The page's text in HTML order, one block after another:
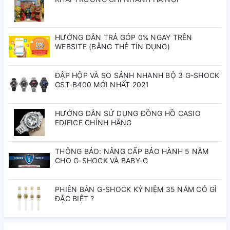
Mặt kínhMặt kính khoáng
Neobrite
Các tính năng của đồng
hồ GA-B2100C-9A
Mobile link (Kết nối không dây sử dụng Bluetooth®)
Ứng dụng
ĐỒNG HỒ CASIO
Tự động chỉnh giờ
Dễ dàng cài đặt đồng hồ
HƯỚNG DẪN TRẢ GÓP 0% NGAY TRÊN
WEBSITE (BẰNG THẺ TÍN DỤNG)
ĐẬP HỘP VÀ SO SÁNH NHANH BỘ 3 G-SHOCK
GST-B400 MỚI NHẤT 2021
HƯỚNG DẪN SỬ DỤNG ĐỒNG HỒ CASIO
EDIFICE CHÍNH HÃNG
THÔNG BÁO: NÂNG CẤP BẢO HÀNH 5 NĂM
CHO G-SHOCK VÀ BABY-G
PHIÊN BẢN G-SHOCK KỶ NIỆM 35 NĂM CÓ GÌ
ĐẶC BIỆT ?